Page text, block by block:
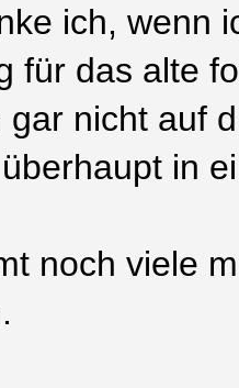
ich, wenn
für das alte
gar nicht auf
in
noch viele